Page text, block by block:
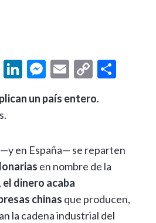
F
e
o
o
k
Li
ke
n
M
se
g
er
E
ai
C
p
Li
n
ar
un país entero.
en España— se reparten
en nombre de la
el dinero acaba
chinas que producen,
la cadena industrial del